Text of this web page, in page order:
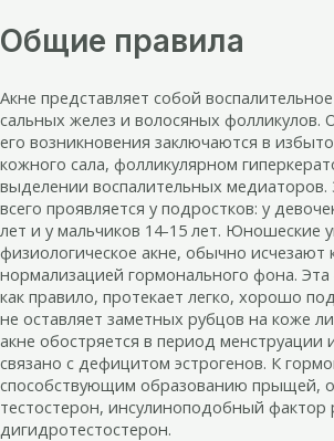
Общие правила
Акне представляет собой
сальных желез и волосяных фолликулов.
его возникновения заключаются в
кожного сала, фолликулярном
выделении воспалительных
всего проявляется у подростков: у
лет и у мальчиков 14-15 лет. Юношеские
физиологическое акне, обычно исчезают
нормализацией гормонального фона.
как правило, протекает легко, хорошо
не оставляет заметных рубцов на коже
акне обостряется в период менструации
связано с дефицитом эстрогенов. К
способствующим образованию прыщей,
тестостерон, инсулиноподобный фактор
дигидротестостерон.